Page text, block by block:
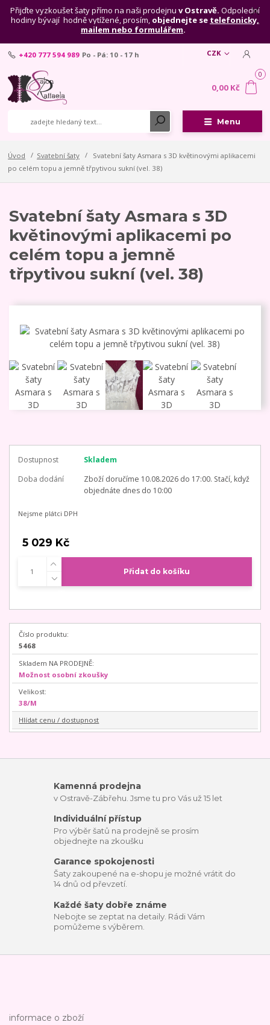
Přijďte vyzkoušet šaty přímo na naši prodejnu v Ostravě. Odpolední
hodiny bývají hodně vytížené, prosím, objednejte se telefonicky,
mailem nebo formulářem.
Menu
CZK
+420 777 594 989 Po - Pá: 10 - 17 h
0
0,00 Kč
Úvod Svatební šaty
Svatební šaty Asmara s 3D květinovými aplikacemi
po celém topu a jemně třpytivou sukní (vel. 38)
Svatební šaty Asmara s 3D
květinovými aplikacemi po
celém topu a jemně
třpytivou sukní (vel. 38)
Dostupnost
Skladem
Doba dodání
Zboží doručíme 10.08.2026 do 17:00. Stačí, když
objednáte dnes do 10:00
Nejsme plátci DPH
5 029 Kč
Přidat do košíku
Číslo produktu:
5468
Skladem NA PRODEJNĚ:
Možnost osobní zkoušky
Velikost:
38/M
Hlídat cenu / dostupnost
Kamenná prodejna
v Ostravě-Zábřehu. Jsme tu pro Vás už 15 let
Individuální přístup
Pro výběr šatů na prodejně se prosím
objednejte na zkoušku
Garance spokojenosti
Šaty zakoupené na e-shopu je možné vrátit do
14 dnů od převzetí.
Každé šaty dobře známe
Nebojte se zeptat na detaily. Rádi Vám
pomůžeme s výběrem.
informace o zboží